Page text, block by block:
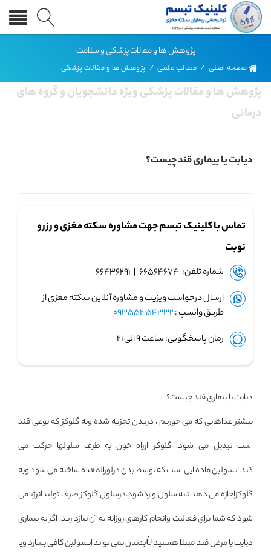
پژوهش ها و مقالات پزشکی و سلامت
صفحه اصلی / مطالب علمی / پژوهش ها و مقالات پزشکی
پژوهش ها و مقالات پزشکی ویژه دانشجویان و گروه های
درمانی
دیابت یا بیماری قند چیست؟
تماس با کلینیک تبسم جهت مشاوره سکته مغزی و رزرو
نوبت
شماره تلفن: ۶۶۵۶۴۶۷۴ | ۶۶۴۳۶۲۹۱
ارسال درخواست ویزیت و مشاوره آنلاین سکته مغزی از
طریق واتسپ :09355354332
زمان پاسخگویی: ساعت ۹ الی ۲۱
دیابت یا بیماری قند چیست؟
بیشتر غذاهایی که می خوریم ، دربدن تجزیه شده وبه گلوکز که نوعی قند
است تبدیل می شود. گلوکز ازراه خون به طرف سلولها حرکت می
کند.انسولین ماده ایی است که توسط بدن درلوزالمعده ساخته می شود وبه
گلوکزاجازه می دهد تابه سلول واردشود.درسلول گلوکز صرف تولیدانرژیمی
شود که شما برای فعالیت وانجام کارهای روزانه به آن نیازدارید. اگر به بیماری
دیابت یا مرض قند مبتلا هستید Ùبدنتان نمی تواند انسولین کافی بسازد ویا